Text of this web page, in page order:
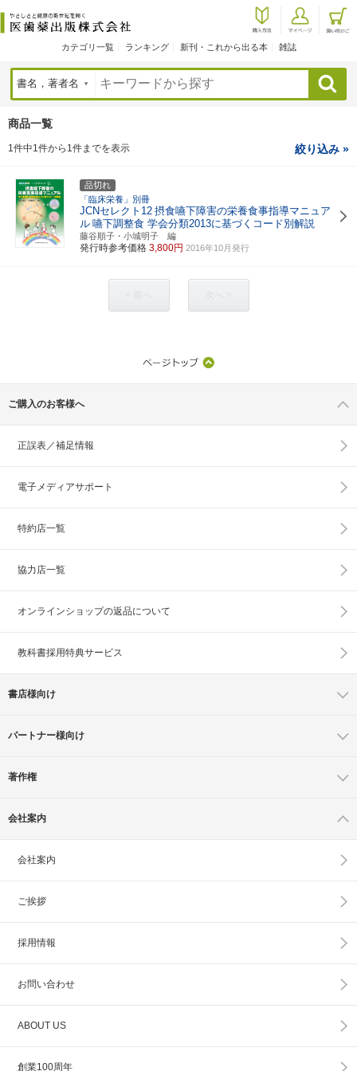
カテゴリ一覧 ランキング 新刊・これから出る本 雑誌
検索
商品一覧
1件中1件から1件までを表示 絞り込み »
品切れ
「臨床栄養」別冊
JCNセレクト12 摂食嚥下障害の栄養食事指導マニュア
ル 嚥下調整食 学会分類2013に基づくコード別解説
藤谷順子・小城明子 編
発行時参考価格 3,800円 2016年10月発行
ご購入のお客様へ
正誤表／補足情報
電子メディアサポート
特約店一覧
協力店一覧
オンラインショップの返品について
教科書採用特典サービス
書店様向け
パートナー様向け
著作権
会社案内
会社案内
ご挨拶
採用情報
お問い合わせ
ABOUT US
創業100周年